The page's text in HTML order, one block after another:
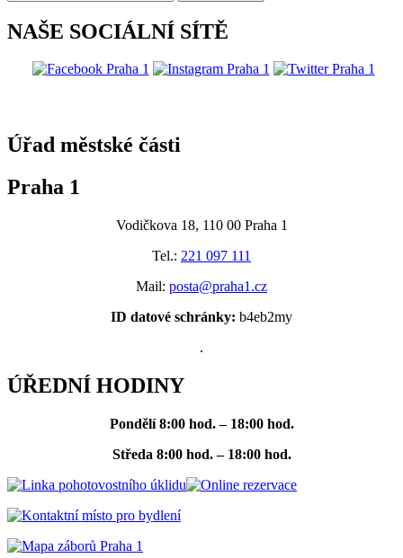
NAŠE SOCIÁLNÍ SÍTĚ
Úřad městské části
Praha 1
Vodičkova 18, 110 00 Praha 1
Tel.: 221 097 111
Mail: posta@praha1.cz
ID datové schránky: b4eb2my
.
ÚŘEDNÍ HODINY
Pondělí 8:00 hod. – 18:00 hod.
Středa 8:00 hod. – 18:00 hod.